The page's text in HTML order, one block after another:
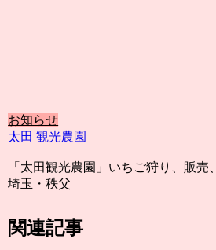
お知らせ
太田 観光農園
「太田観光農園」いちご狩り、販売、
埼玉・秩父
関連記事